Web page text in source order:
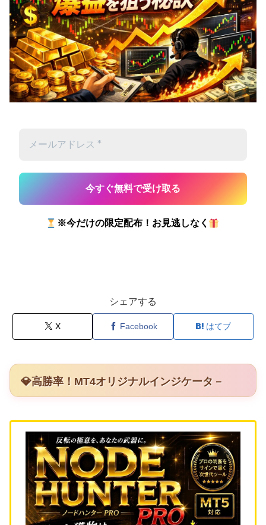
※今だけの限定配布！お見逃しなく
シェアする
X Facebook はてブ
💎高勝率！MT4オリジナルインジケータ－